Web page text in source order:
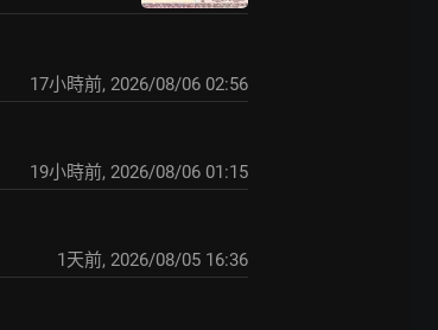
17小時前, 2026/08/06 02:56
19小時前, 2026/08/06 01:15
1天前, 2026/08/05 16:36